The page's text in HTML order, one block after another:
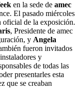
en la sede de amec
El pasado miércoles
oficial de la exposición.
, Presidente de amec
y Angela
fueron invitados
y
de todas las
presentarles esta
que se creaban